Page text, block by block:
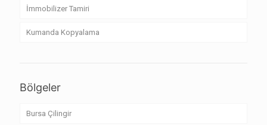
İmmobilizer Tamiri
Kumanda Kopyalama
Bölgeler
Bursa Çilingir